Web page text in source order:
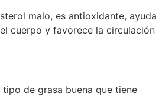
malo, es antioxidante, ayuda
cuerpo y favorece la circulación
de grasa buena que tiene